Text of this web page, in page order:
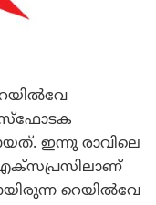
സ്ഫോടക
ഇന്നു രാവിലെ
റെയില്‍വേ